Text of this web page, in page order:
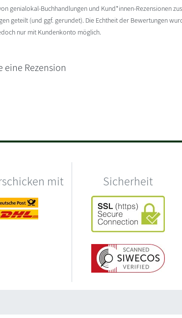
genialokal-Buchhandlungen und Kund*innen-Rezensionen
geteilt (und ggf. gerundet). Die Echtheit der Bewertungen
nur mit Kundenkonto möglich.
eine Rezension
mit Sicherheit